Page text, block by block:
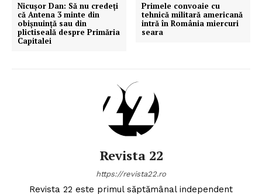
Nicușor Dan: Să nu credeți
că Antena 3 minte din
obișnuință sau din
plictiseală despre Primăria
Capitalei
Primele convoaie cu
tehnică militară americană
intră în România miercuri
seara
Revista 22
https://revista22.ro
Revista 22 este primul săptămânal independent